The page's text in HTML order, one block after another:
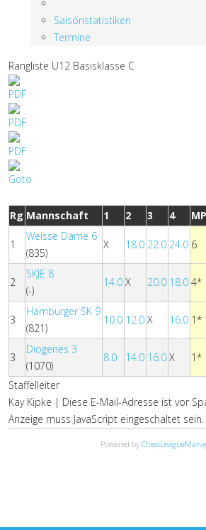
Saisonstatistiken
Termine
Rangliste U12 Basisklasse C
Rg Mannschaft 1 2 3 4 MP
1
Weisse Dame 6
(835)
X 18.0 22.0 24.0 6
2
SKJE 8
(-)
14.0 X 20.0 18.0 4*
3
Hamburger SK 9
(821)
10.0 12.0 X 16.0 1*
3
Diogenes 3
(1070)
8.0 14.0 16.0 X 1*
Staffelleiter
Kay Kipke | Diese E-Mail-Adresse ist vor
Anzeige muss JavaScript eingeschaltet sein.
Powered by